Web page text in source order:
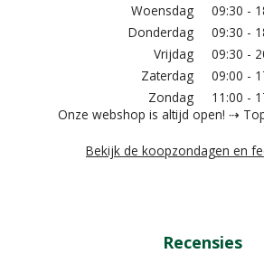
Woensdag
09:30 -
Donderdag
09:30 -
Vrijdag
09:30 -
Zaterdag
09:00 -
Zondag
11:00 -
Onze webshop is altijd open! ⇢
Bekijk de koopzondagen en
Recensies